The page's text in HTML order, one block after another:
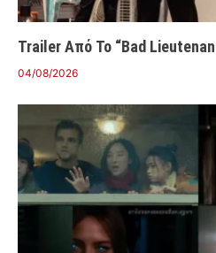
Trailer Από Το “Bad
04/08/2026